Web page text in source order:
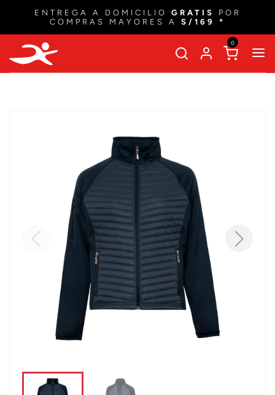
ENTREGA A DOMICILIO GRATIS
POR
COMPRAS MAYORES A S/169 *
0